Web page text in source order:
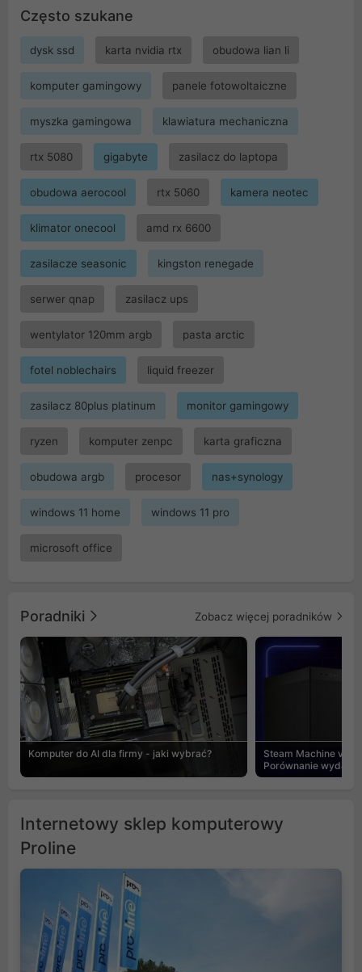
Często szukane
dysk ssd karta nvidia rtx obudowa lian li
komputer gamingowy panele fotowoltaiczne
myszka gamingowa klawiatura mechaniczna
rtx 5080 gigabyte zasilacz do laptopa
obudowa aerocool rtx 5060 kamera neotec
klimator onecool amd rx 6600
zasilacze seasonic kingston renegade
serwer qnap zasilacz ups
wentylator 120mm argb pasta arctic
fotel noblechairs liquid freezer
zasilacz 80plus platinum monitor gamingowy
ryzen komputer zenpc karta graficzna
obudowa argb procesor nas+synology
windows 11 home windows 11 pro
microsoft office
Poradniki Zobacz więcej poradników
Komputer do AI dla firmy - jaki wybrać?
Steam Machine vs
Porównanie
Internetowy sklep komputerowy
Proline